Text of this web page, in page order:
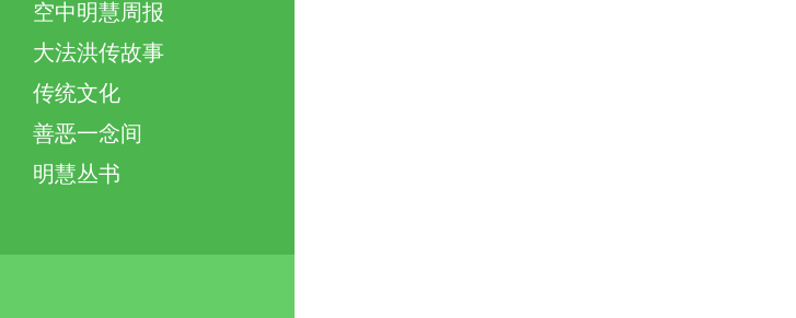
空中明慧周报
大法洪传故事
传统文化
善恶一念间
明慧丛书